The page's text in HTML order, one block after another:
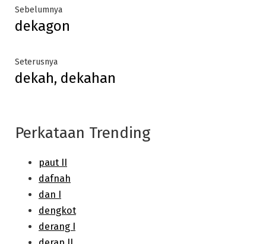
Post
navigation
SebelumnyaPrevious
post:
dekagon
SeterusnyaNext
post:
dekah, dekahan
Perkataan Trending